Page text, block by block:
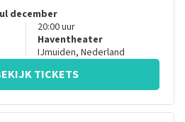
december
20:00uur
Haventheater
IJmuiden, Nederland
TICKETS